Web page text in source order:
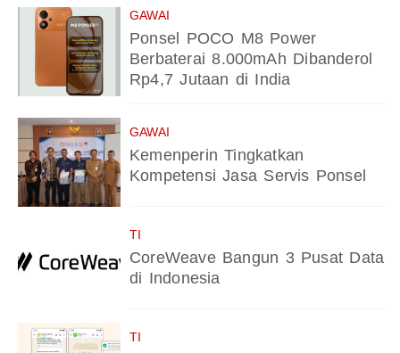
GAWAI
Ponsel POCO M8 Power
Berbaterai 8.000mAh Dibanderol
Rp4,7 Jutaan di India
GAWAI
Kemenperin Tingkatkan
Kompetensi Jasa Servis Ponsel
TI
CoreWeave Bangun 3 Pusat Data
di Indonesia
TI